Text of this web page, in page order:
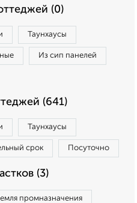
(0)
Таунхаусы
Из сип панелей
(641)
Таунхаусы
срок Посуточно
(3)
промназначения